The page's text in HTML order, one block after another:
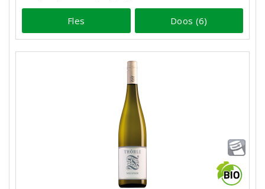
Fles Doos (6)